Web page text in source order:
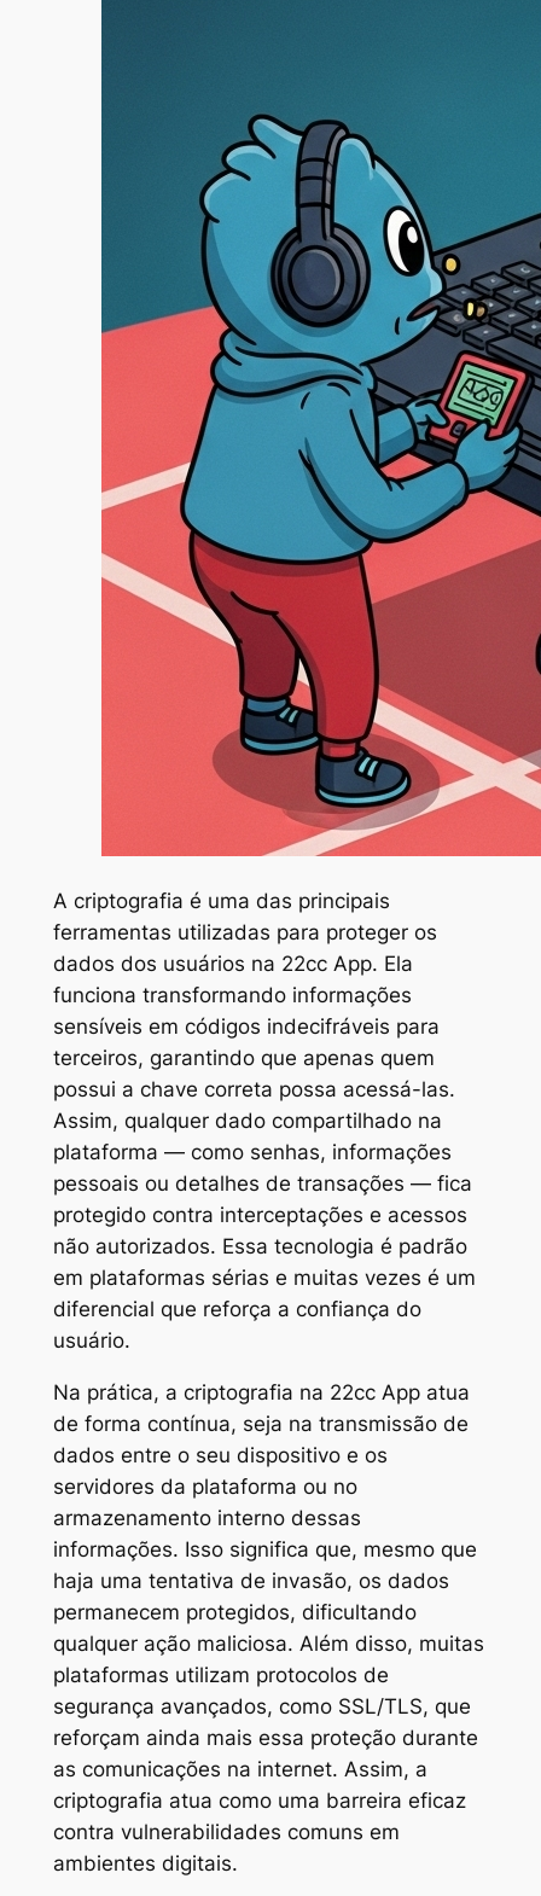
A criptografia é uma das principais
ferramentas utilizadas para proteger os
dados dos usuários na 22cc App. Ela
funciona transformando informações
sensíveis em códigos indecifráveis para
terceiros, garantindo que apenas quem
possui a chave correta possa acessá-las.
Assim, qualquer dado compartilhado na
plataforma — como senhas, informações
pessoais ou detalhes de transações — fica
protegido contra interceptações e acessos
não autorizados. Essa tecnologia é padrão
em plataformas sérias e muitas vezes é um
diferencial que reforça a confiança do
usuário.
Na prática, a criptografia na 22cc App atua
de forma contínua, seja na transmissão de
dados entre o seu dispositivo e os
servidores da plataforma ou no
armazenamento interno dessas
informações. Isso significa que, mesmo que
haja uma tentativa de invasão, os dados
permanecem protegidos, dificultando
qualquer ação maliciosa. Além disso, muitas
plataformas utilizam protocolos de
segurança avançados, como SSL/TLS, que
reforçam ainda mais essa proteção durante
as comunicações na internet. Assim, a
criptografia atua como uma barreira eficaz
contra vulnerabilidades comuns em
ambientes digitais.